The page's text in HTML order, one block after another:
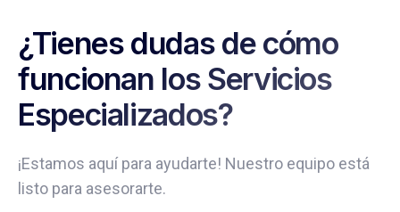
¿Tienes dudas de cómo
funcionan los Servicios
Especializados?
¡Estamos aquí para ayudarte! Nuestro equipo está
listo para asesorarte.